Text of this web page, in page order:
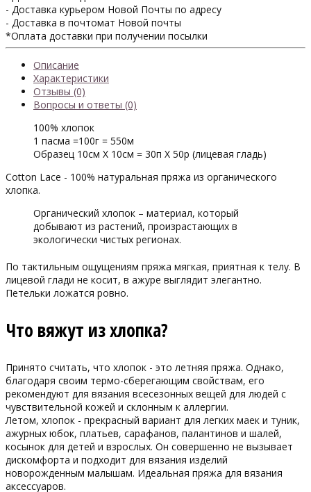
- Доставка курьером Новой Почты по адресу
- Доставка в почтомат Новой почты
*Оплата доставки при получении посылки
Описание
Характеристики
Отзывы (0)
Вопросы и ответы (0)
100% хлопок
1 пасма =100г = 550м
Образец 10см Х 10см = 30п Х 50р (лицевая гладь)
Cotton Lace - 100% натуральная пряжа из органического
хлопка.
Органический хлопок – материал, который
добывают из растений, произрастающих в
экологически чистых регионах.
По тактильным ощущениям пряжа мягкая, приятная к телу. В
лицевой глади не косит, в ажуре выглядит элегантно.
Петельки ложатся ровно.
Что вяжут из хлопка?
Принято считать, что хлопок - это летняя пряжа. Однако,
благодаря своим термо-сберегающим свойствам, его
рекомендуют для вязания всесезонных вещей для людей с
чувствительной кожей и склонным к аллергии.
Летом, хлопок - прекрасный вариант для легких маек и туник,
ажурных юбок, платьев, сарафанов, палантинов и шалей,
косынок для детей и взрослых. Он совершенно не вызывает
дискомфорта и подходит для вязания изделий
новорожденным малышам. Идеальная пряжа для вязания
аксессуаров.